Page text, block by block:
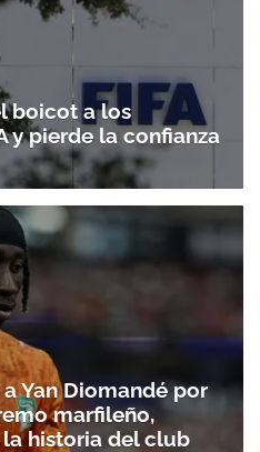
boicot a los
y pierde la confianza
Yan Diomandé por
marfileño,
historia del club